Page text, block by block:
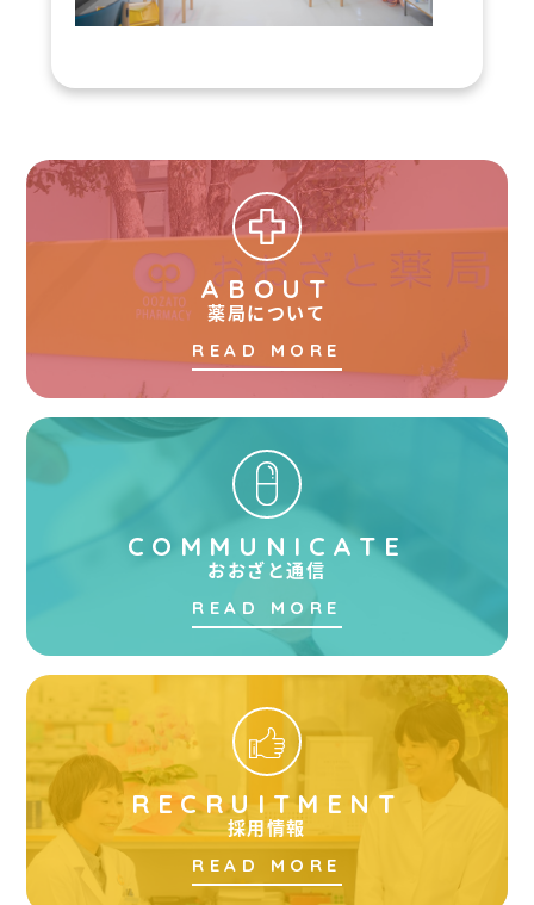
ABOUT
薬局について
READ MORE
COMMUNICATE
おおざと通信
READ MORE
RECRUITMENT
採用情報
READ MORE